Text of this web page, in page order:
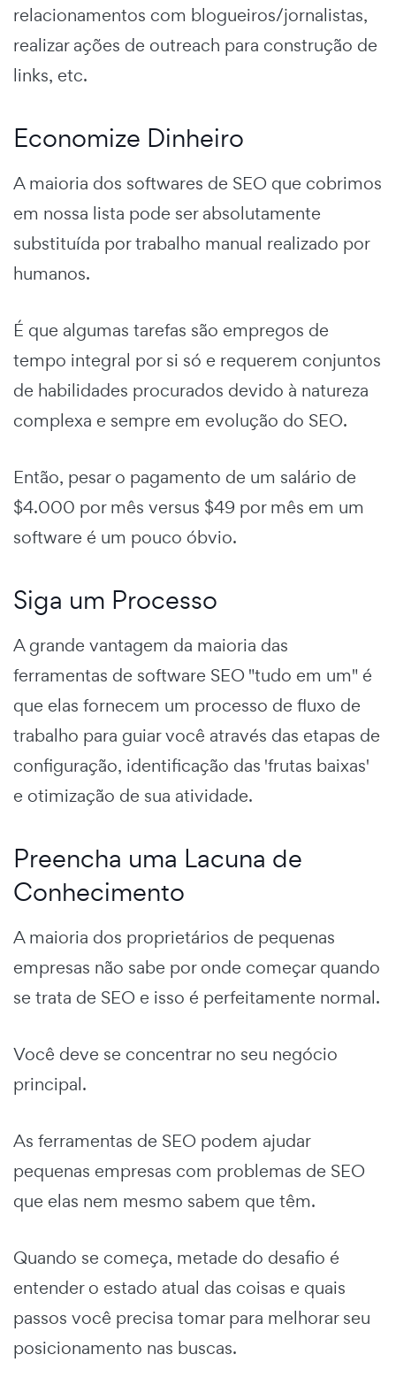
relacionamentos com blogueiros/jornalistas,
realizar ações de outreach para construção de
links, etc.
Economize Dinheiro
A maioria dos softwares de SEO que cobrimos
em nossa lista pode ser absolutamente
substituída por trabalho manual realizado por
humanos.
É que algumas tarefas são empregos de
tempo integral por si só e requerem conjuntos
de habilidades procurados devido à natureza
complexa e sempre em evolução do SEO.
Então, pesar o pagamento de um salário de
$4.000 por mês versus $49 por mês em um
software é um pouco óbvio.
Siga um Processo
A grande vantagem da maioria das
ferramentas de software SEO "tudo em um" é
que elas fornecem um processo de fluxo de
trabalho para guiar você através das etapas de
configuração, identificação das 'frutas baixas'
e otimização de sua atividade.
Preencha uma Lacuna de
Conhecimento
A maioria dos proprietários de pequenas
empresas não sabe por onde começar quando
se trata de SEO e isso é perfeitamente normal.
Você deve se concentrar no seu negócio
principal.
As ferramentas de SEO podem ajudar
pequenas empresas com problemas de SEO
que elas nem mesmo sabem que têm.
Quando se começa, metade do desafio é
entender o estado atual das coisas e quais
passos você precisa tomar para melhorar seu
posicionamento nas buscas.